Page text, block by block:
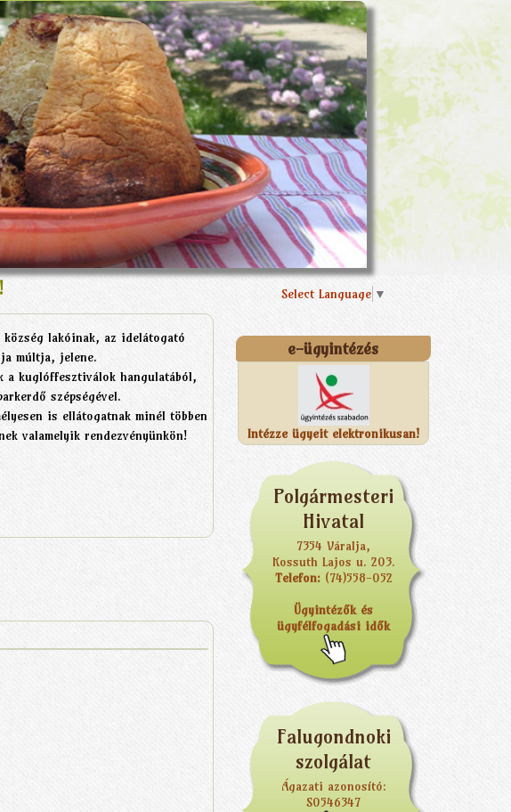
lakóinak, az idelátogató
múltja, jelene.
a kuglóffesztiválok hangulatából,
szépségével.
is ellátogatnak minél többen
valamelyik rendezvényünkön!
Select Language ▼
e-ügyintézés
Intézze ügyeit elektronikusan!
Polgármesteri
Hivatal
7354 Váralja,
Kossuth Lajos u. 203.
Telefon:(74)558-052
Ügyintézők és
ügyfélfogadási idők
Falugondnoki
szolgálat
Ágazati azonosító:
S0546347